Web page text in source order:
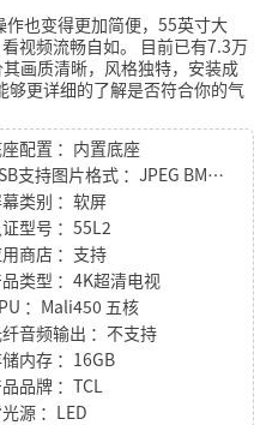
也变得更加简便，55英寸大
视频流畅自如。
目前已有7.3万
其画质清晰，风格独特，安装成
够更详细的了解是否符合你的气
配置 ：内置底座
USB支持图片格式 ：JPEG BMP GIF PNG TIF 等格式
类别 ：软屏
型号 ：55L2
商店 ：支持
类型 ：4K超清电视
：Mali450 五核
音频输出 ：不支持
内存 ：16GB
品牌 ：TCL
源 ：LED